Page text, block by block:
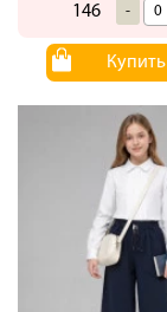
146 -
Купить